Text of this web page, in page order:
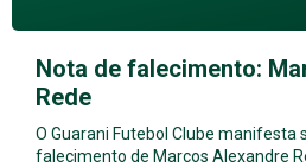
Nota de falecimento:
Rede
O Guarani Futebol Clube manifesta
falecimento de Marcos Alexandre